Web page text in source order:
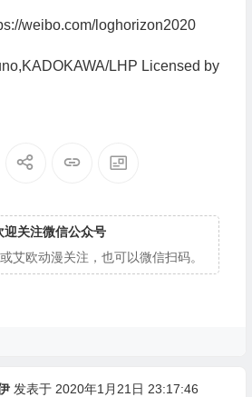
weibo.com/loghorizon2020
LHP Licensed by
迎关注微信公众号
艾欧动漫关注，也可以微信扫码。
发表于 2020年1月21日 23:17:46